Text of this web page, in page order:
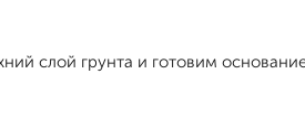
слой грунта и готовим